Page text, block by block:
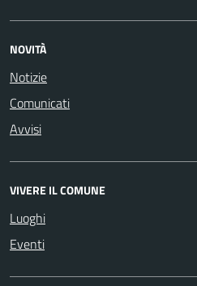
NOVITÀ
Notizie
Comunicati
Avvisi
VIVERE IL COMUNE
Luoghi
Eventi